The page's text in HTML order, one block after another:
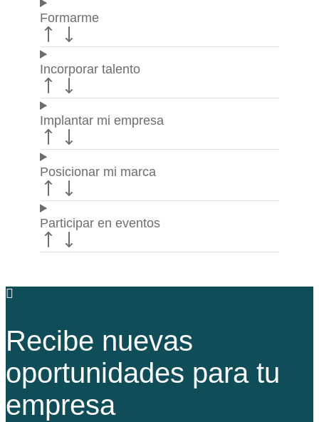
Formarme
Incorporar talento
Implantar mi empresa
Posicionar mi marca
Participar en eventos
Recibe nuevas
oportunidades para tu
empresa